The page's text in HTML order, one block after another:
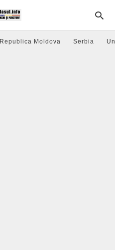
Republica Moldova Serbia